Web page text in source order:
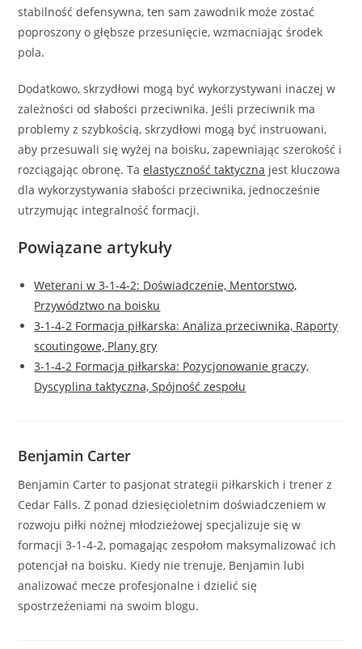
stabilność defensywna, ten sam zawodnik może zostać
poproszony o głębsze przesunięcie, wzmacniając środek
pola.
Dodatkowo, skrzydłowi mogą być wykorzystywani inaczej w
zależności od słabości przeciwnika. Jeśli przeciwnik ma
problemy z szybkością, skrzydłowi mogą być instruowani,
aby przesuwali się wyżej na boisku, zapewniając szerokość i
rozciągając obronę. Taelastyczność taktyczna jest kluczowa
dla wykorzystywania słabości przeciwnika, jednocześnie
utrzymując integralność formacji.
Powiązane artykuły
Weterani w 3-1-4-2: Doświadczenie, Mentorstwo,
Przywództwo na boisku
3-1-4-2 Formacja piłkarska: Analiza przeciwnika, Raporty
scoutingowe, Plany gry
3-1-4-2 Formacja piłkarska: Pozycjonowanie graczy,
Dyscyplina taktyczna, Spójność zespołu
Benjamin Carter
Benjamin Carter to pasjonat strategii piłkarskich i trener z
Cedar Falls. Z ponad dziesięcioletnim doświadczeniem w
rozwoju piłki nożnej młodzieżowej specjalizuje się w
formacji 3-1-4-2, pomagając zespołom maksymalizować ich
potencjał na boisku. Kiedy nie trenuje, Benjamin lubi
analizować mecze profesjonalne i dzielić się
spostrzeżeniami na swoim blogu.